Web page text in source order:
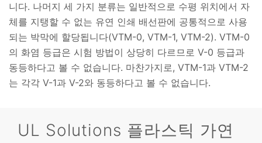
니다. 나머지 세 가지 분류는 일반적으로 수평 위치에서 자
체를 지탱할 수 없는 유연 인쇄 배선판에 공통적으로 사용
되는 박막에 할당됩니다(VTM-0, VTM-1, VTM-2). VTM-0
의 화염 등급은 시험 방법이 상당히 다르므로 V-0 등급과
동등하다고 볼 수 없습니다. 마찬가지로, VTM-1과 VTM-2
는 각각 V-1과 V-2와 동등하다고 볼 수 없습니다.
UL Solutions 플라스틱 가연